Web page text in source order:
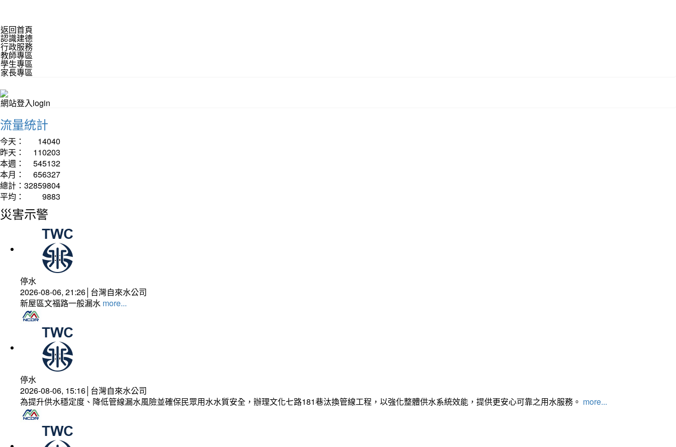
返回首頁
認識建德
行政服務
教師專區
學生專區
家長專區
網站登入login
流量統計
今天：
14040
昨天：
110203
本週：
545132
本月：
656327
總計： 32859804
平均：
9883
災害示警
停水
2026-08-06, 21:26│台灣自來水公司
新屋區文福路一般漏水 more...
停水
2026-08-06, 15:16│台灣自來水公司
為提升供水穩定度、降低管線漏水風險並確保民眾用水水質安全，辦理文化七路181巷汰換管線工程，以強化整體供水系統效能，提供更安心可靠之用水服務。 more...